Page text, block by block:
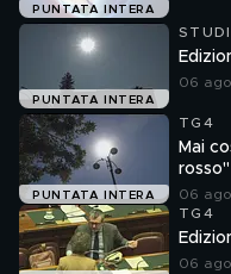
PUNTATA INTERA
PUNTATA INTERA
06 ago
PUNTATA INTERA
TG4
Mai
06
TG4
06